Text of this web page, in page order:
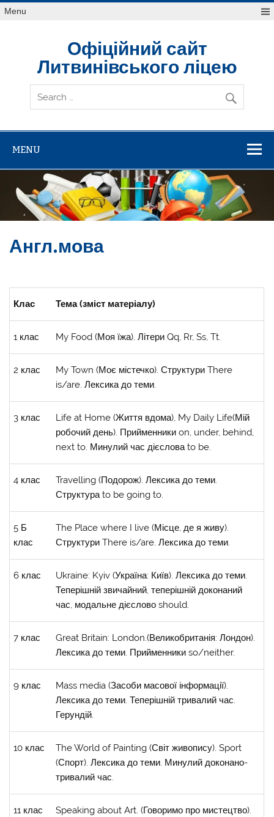
Skip
toMenu
Офіційний сайт
Литвинівського ліцею
MENU
Англ.мова
Клас Тема (зміст матеріалу)
1 клас My Food (Моя їжа). Літери Qq, Rr, Ss, Tt.
2 клас
My Town (Моє містечко). Структури There
is/are. Лексика до теми.
3 клас
Life at Home (Життя вдома), My Daily Life(Мій
робочий день). Прийменники on, under, behind,
next to. Минулий час дієслова to be.
4 клас
Travelling (Подорож). Лексика до теми.
Структура to be going to.
5 Б
клас
The Place where I live (Місце, де я живу).
Структури There is/are. Лексика до теми.
6 клас
Ukraine: Kyiv (Україна: Київ). Лексика до теми.
Теперішній звичайний, теперішній доконаний
час, модальне дієслово should.
7 клас
Great Britain: London.(Великобританія: Лондон).
Лексика до теми. Прийменники so/neither.
9 клас
Mass media (Засоби масової інформації).
Лексика до теми. Теперішній тривалий час.
Герундій.
10 клас
The World of Painting (Світ живопису). Sport
(Спорт). Лексика до теми. Минулий доконано-
тривалий час.
11 клас
Speaking about Art. (Говоримо про мистецтво).